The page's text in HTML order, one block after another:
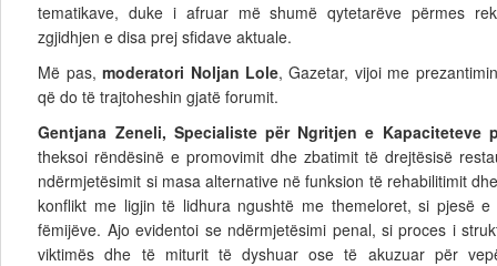
tematikave, duke i afruar më shumë qytetarëve përmes
zgjidhjen e disa prej sfidave aktuale.
Më pas,moderatori Noljan Lole, Gazetar, vijoi me
që do të trajtoheshin gjatë forumit.
Gentjana Zeneli, Specialiste për Ngritjen e Kapaciteteve
theksoi rëndësinë e promovimit dhe zbatimit të drejtësisë
ndërmjetësimit si masa alternative në funksion të rehabilitimit
konflikt me ligjin të lidhura ngushtë me themeloret, si pjesë
fëmijëve. Ajo evidentoi se ndërmjetësimi penal, si proces i
viktimës dhe të miturit të dyshuar ose të akuzuar për